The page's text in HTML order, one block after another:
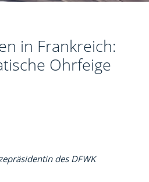
in Frankreich:
Ohrfeige
des DFWK